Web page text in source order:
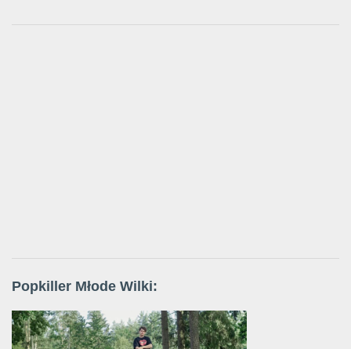
Popkiller Młode Wilki: